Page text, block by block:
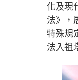
化及現
法》，
特殊規
法入祖